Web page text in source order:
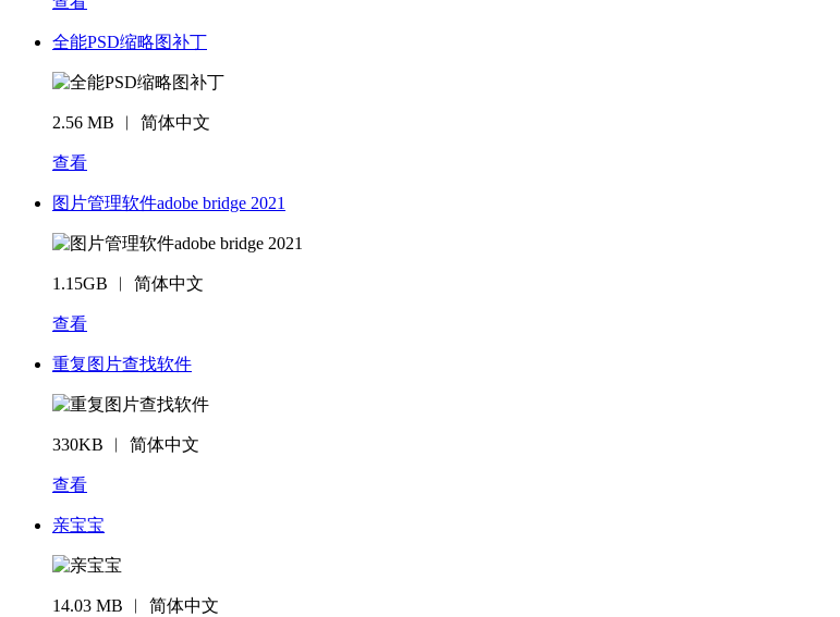
全能PSD缩略图补丁
2.56 MB ︱ 简体中文
查看
图片管理软件adobe bridge 2021
1.15GB ︱ 简体中文
查看
重复图片查找软件
330KB ︱ 简体中文
查看
亲宝宝
14.03 MB ︱ 简体中文